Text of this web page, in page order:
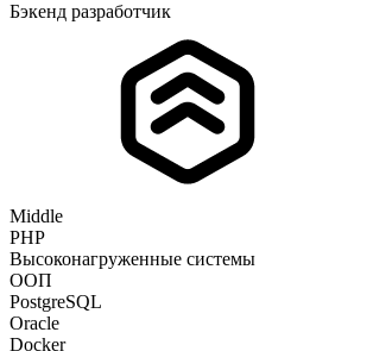
Бэкенд разработчик
Middle
PHP
Высоконагруженные системы
ООП
PostgreSQL
Oracle
Docker